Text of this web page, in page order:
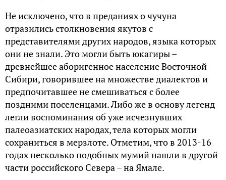
Не исключено, что в преданиях о чучуна
отразились столкновения якутов с
представителями других народов, языка которых
они не знали. Это могли быть юкагиры –
древнейшее аборигенное население Восточной
Сибири, говорившее на множестве диалектов и
предпочитавшее не смешиваться с более
поздними поселенцами. Либо же в основу легенд
легли воспоминания об уже исчезнувших
палеоазиатских народах, тела которых могли
сохраниться в мерзлоте. Отметим, что в 2013-16
годах несколько подобных мумий нашли в другой
части российского Севера – на Ямале.